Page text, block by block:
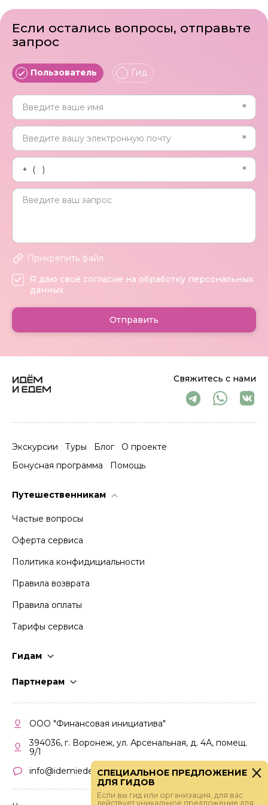
Свяжитесь с нами
Экскурсии Туры Блог
О проекте
Бонусная программа
Помощь
Путешественникам
Частые вопросы
Оферта сервиса
Политика конфидициальности
Правила возврата
Правила оплаты
Тарифы сервиса
Гидам
Партнерам
Кабинет партнера
Правила участия
ООО "Финансовая инициатива"
394036, г. Воронеж, ул. Арсенальная, д. 4А, помещ.
9/1
info@idemiedem.ru
Если остались вопросы, отправьте
запрос
Пользователь Гид
Прикрепить файл
Я даю своё согласие на обработку персональных
данных
Отправить
СПЕЦИАЛЬНОЕ ПРЕДЛОЖЕНИЕ
ДЛЯ ГИДОВ
Если вы гид или организация, для вас
действует уникальное предложение для